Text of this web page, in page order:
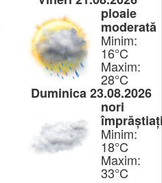
ploaie
moderată
Minim:
16°C
Maxim:
28°C
Duminica 23.08.2026
nori
Minim:
18°C
Maxim:
33°C